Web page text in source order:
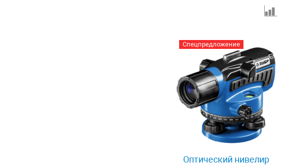
Спецпредложение
Оптический нивелир